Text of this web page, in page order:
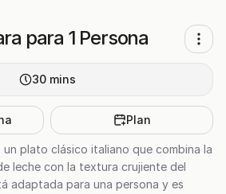
para 1 Persona
30 mins
Plan
un plato clásico italiano que combina la
leche con la textura crujiente del
adaptada para una persona y es